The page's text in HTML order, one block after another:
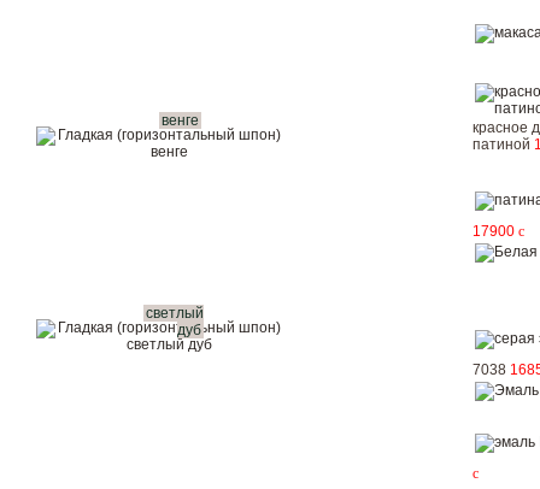
венге
светлый
дуб
красное
патиной
17900 c
7038
c